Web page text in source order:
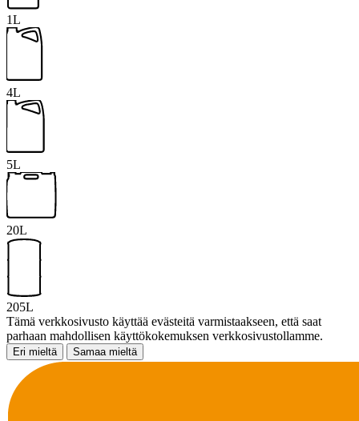
1L
4L
5L
20L
205L
Tämä verkkosivusto käyttää evästeitä varmistaakseen, että saat
parhaan mahdollisen käyttökokemuksen verkkosivustollamme.
Eri mieltä Samaa mieltä